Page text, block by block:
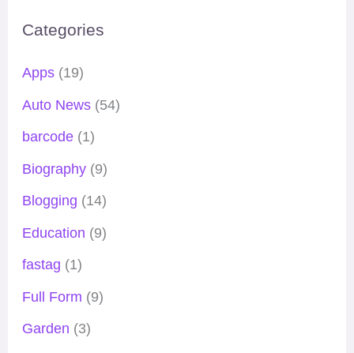
Categories
Apps(19)
Auto News(54)
barcode(1)
Biography(9)
Blogging (14)
Education (9)
fastag (1)
Full Form (9)
Garden (3)